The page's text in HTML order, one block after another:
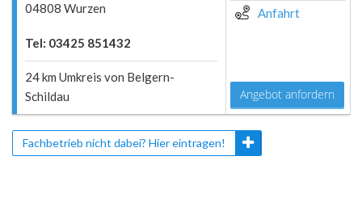
04808 Wurzen
Tel: 03425 851432
24 km Umkreis von Belgern-
Schildau
Anfahrt
Angebot anfordern
Fachbetrieb nicht dabei? Hier eintragen!